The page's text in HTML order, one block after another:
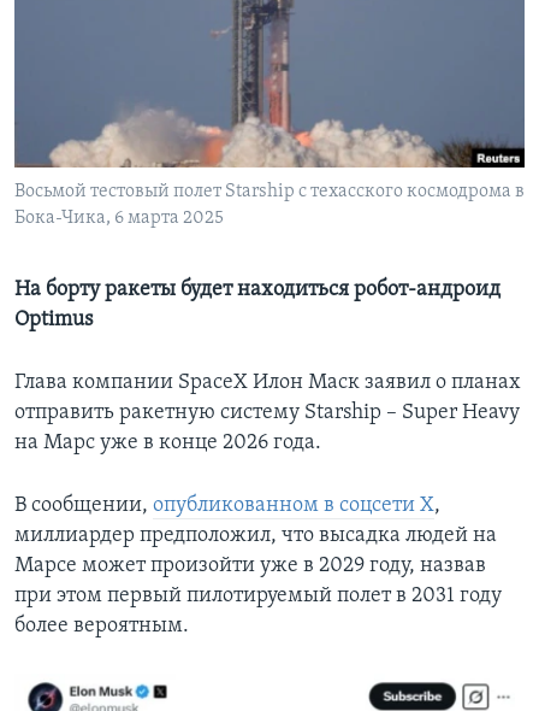
СОЦИАЛЬНЫЕ СЕТИ
Языки
Восьмой тестовый полет Starship с техасского космодрома в
Бока-Чика, 6 марта 2025
На борту ракеты будет находиться робот-андроид
Optimus
Глава компании SpaceX Илон Маск заявил о планах
отправить ракетную систему Starship – Super Heavy
на Марс уже в конце 2026 года.
В сообщении, опубликованном в соцсети X,
миллиардер предположил, что высадка людей на
Марсе может произойти уже в 2029 году, назвав
при этом первый пилотируемый полет в 2031 году
более вероятным.